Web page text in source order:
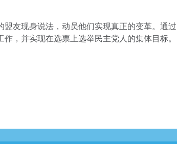
友现身说法，动员他们实现真正的变革。通过
，并实现在选票上选举民主党人的集体目标。